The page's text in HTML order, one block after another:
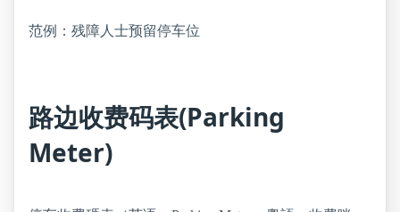
范例：残障人士预留停车位
路边收费码表(Parking
Meter)